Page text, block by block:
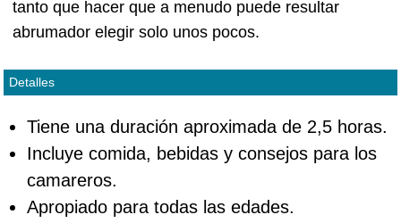
tanto que hacer que a menudo puede resultar
abrumador elegir solo unos pocos.
Detalles
Tiene una duración aproximada de 2,5 horas.
Incluye comida, bebidas y consejos para los
camareros.
Apropiado para todas las edades.